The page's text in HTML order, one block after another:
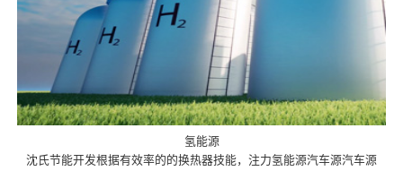
氢能源
沈氏节能开发根据有效率的的换热器技能，注力氢能源汽车源汽车源